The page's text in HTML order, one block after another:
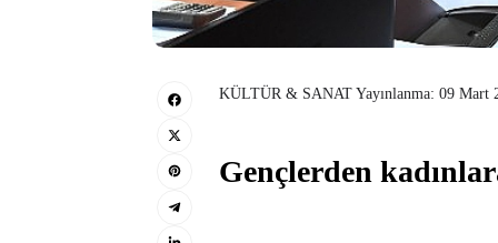
KÜLTÜR & SANAT Yayınlanma: 09
Gençlerden